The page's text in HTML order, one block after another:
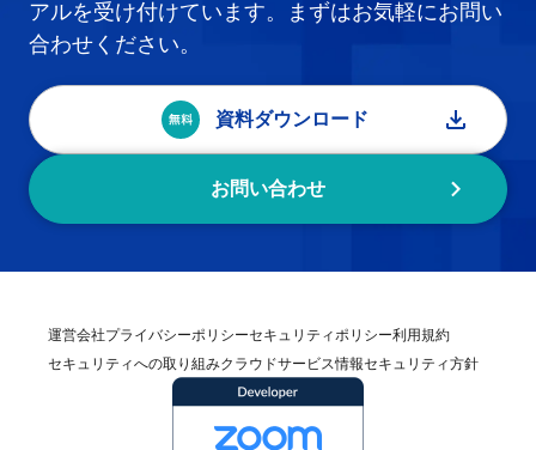
アルを受け付けています。まずはお気軽にお問い
合わせください。
資料ダウンロード
お問い合わせ
運営会社プライバシーポリシーセキュリティポリシー利用規約
セキュリティへの取り組みクラウドサービス情報セキュリティ方針